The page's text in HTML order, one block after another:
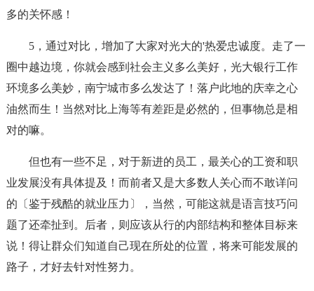
多的关怀感！
5，通过对比，增加了大家对光大的'热爱忠诚度。走了一
圈中越边境，你就会感到社会主义多么美好，光大银行工作
环境多么美妙，南宁城市多么发达了！落户此地的庆幸之心
油然而生！当然对比上海等有差距是必然的，但事物总是相
对的嘛。
但也有一些不足，对于新进的员工，最关心的工资和职
业发展没有具体提及！而前者又是大多数人关心而不敢详问
的〔鉴于残酷的就业压力〕，当然，可能这就是语言技巧问
题了还牵扯到。后者，则应该从行的内部结构和整体目标来
说！得让群众们知道自己现在所处的位置，将来可能发展的
路子，才好去针对性努力。